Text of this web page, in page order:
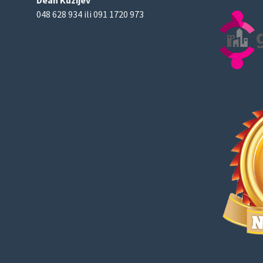
048 628 934 ili 091 1720 973